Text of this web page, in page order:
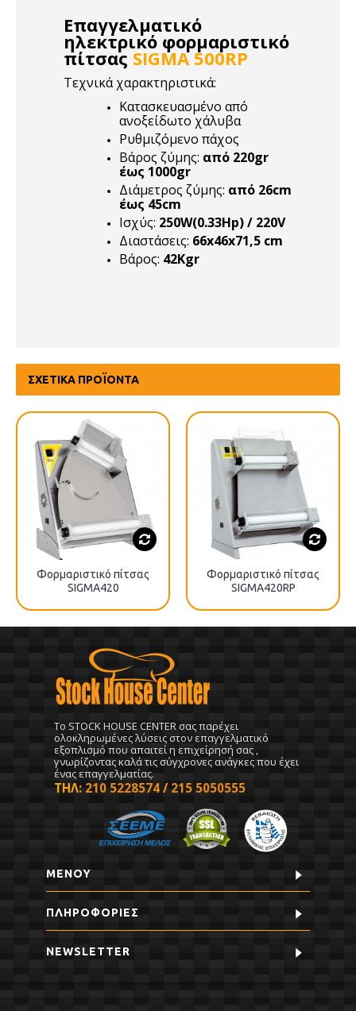
Επαγγελματικό
ηλεκτρικό φορμαριστικό
πίτσας SIGMA 500RP
Τεχνικά χαρακτηριστικά:
Κατασκευασμένο από
ανοξείδωτο χάλυβα
Ρυθμιζόμενο πάχος
Βάρος ζύμης: από 220gr
έως 1000gr
Διάμετρος ζύμης: από 26cm
έως 45cm
Ισχύς: 250W(0.33Hp) / 220V
Διαστάσεις: 66x46x71,5 cm
Βάρος: 42Kgr
ΣΧΕΤΙΚΆ ΠΡΟΪΌΝΤΑ
Φορμαριστικό πίτσας
SIGMA420
Φορμαριστικό πίτσας
SIGMA420RP
To STOCK HOUSE CENTER σας παρέχει
ολοκληρωμένες λύσεις στον επαγγελματικό
εξοπλισμό που απαιτεί η επιχείρησή σας ,
γνωρίζοντας καλά τις σύγχρονες ανάγκες που έχει
ένας επαγγελματίας.
ΤΗΛ: 210 5228574 / 215 5050555
ΜΕΝΟΥ
ΠΛΗΡΟΦΟΡΊΕΣ
NEWSLETTER